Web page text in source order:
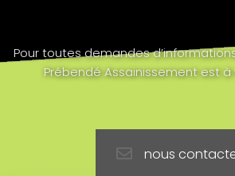
Pour toutes demandes
Prébendé Assainissement est
nous